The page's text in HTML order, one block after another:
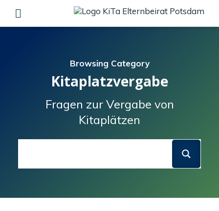
Browsing Category
Kitaplatzvergabe
Fragen zur Vergabe von
Kitaplätzen